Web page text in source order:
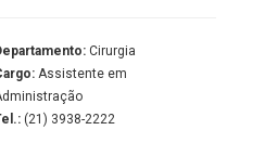
Cirurgia
Assistente em
(21) 3938-2222